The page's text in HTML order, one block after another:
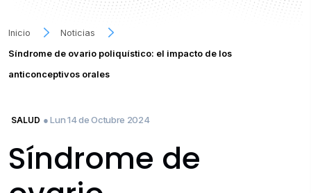
Inicio
Noticias
Síndrome de ovario poliquístico: el impacto de los
anticonceptivos orales
SALUD ● Lun 14 de Octubre 2024
Síndrome de